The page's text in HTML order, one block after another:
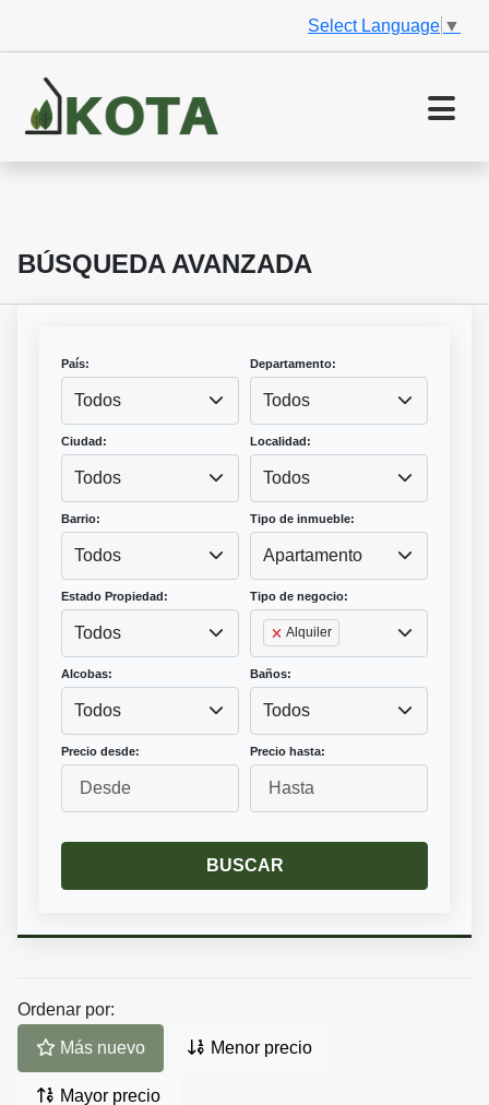
Select Language ▼
BÚSQUEDA AVANZADA
País:
Todos
Departamento:
Todos
Ciudad:
Todos
Localidad:
Todos
Barrio:
Todos
Tipo de inmueble:
Apartamento
Estado Propiedad:
Todos
Tipo de negocio:
Alquiler
Alcobas:
Todos
Baños:
Todos
Precio desde: Precio hasta:
BUSCAR
Ordenar por:
Más nuevo Menor precio
Mayor precio